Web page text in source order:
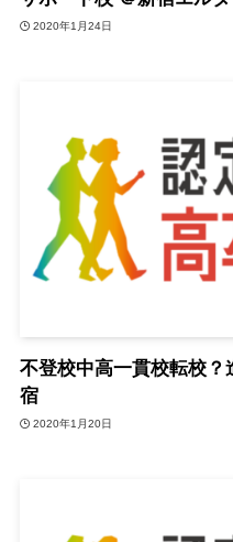
2020年1月24日
不登校中高一貫校転校
宿
2020年1月20日